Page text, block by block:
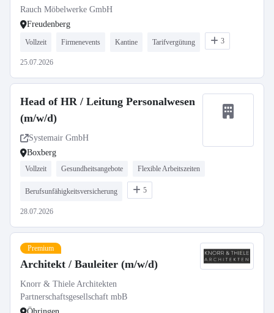
Rauch Möbelwerke GmbH
Freudenberg
Vollzeit Firmenevents Kantine Tarifvergütung 3
25.07.2026
Head of HR / Leitung Personalwesen
(m/w/d)
Systemair GmbH
Boxberg
Vollzeit Gesundheitsangebote Flexible Arbeitszeiten
Berufsunfähigkeitsversicherung 5
28.07.2026
Premium
Architekt / Bauleiter (m/w/d)
Knorr & Thiele Architekten
Partnerschaftsgesellschaft mbB